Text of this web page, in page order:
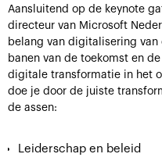
Aansluitend op de keynote
directeur van Microsoft
belang van digitalisering
banen van de toekomst en
digitale transformatie in het
doe je door de juiste
de assen:
Leiderschap en beleid